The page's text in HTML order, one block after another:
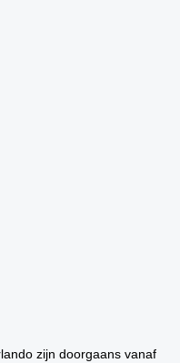
zijn doorgaans vanaf